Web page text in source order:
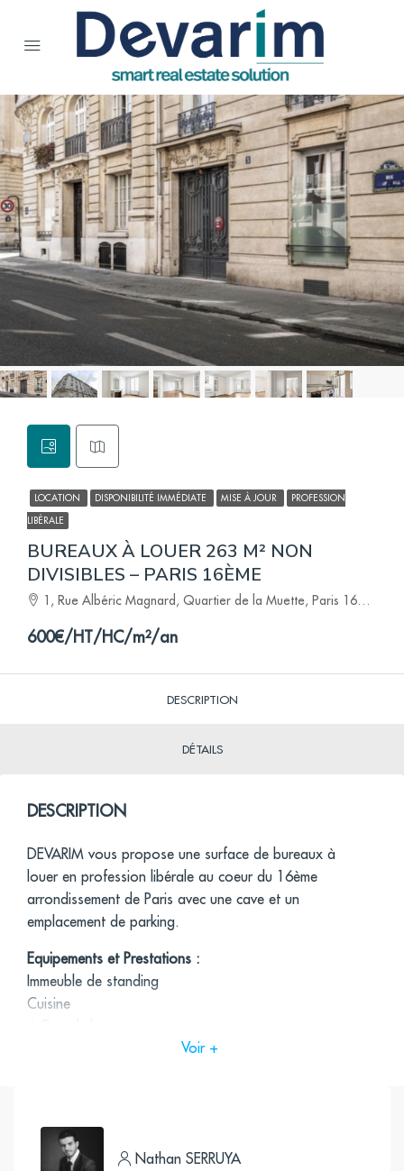
LOCATION DISPONIBILITÉ IMMÉDIATE MISE À JOUR
PROFESSION
LIBÉRALE
BUREAUX À LOUER 263 M² NON
DIVISIBLES – PARIS 16ÈME
1, Rue Albéric Magnard, Quartier de la Muette, Paris 16e Arrondissement, Paris, Île-de-France, France métropolitaine, 75116, France
600€/HT/HC/m²/an
DESCRIPTION
DÉTAILS
DESCRIPTION
DEVARIM vous propose une surface de bureaux à
louer en profession libérale au coeur du 16ème
arrondissement de Paris avec une cave et un
emplacement de parking.
Equipements et Prestations :
Immeuble de standing
Cuisine
Cave
Emplacement de parking inclus dans le loyer
Voir +
Nathan SERRUYA